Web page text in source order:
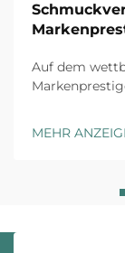
Auf dem
erste
MEHR